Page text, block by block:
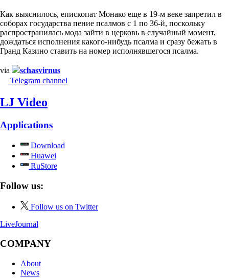
Как выяснилось, епископат Монако еще в 19-м веке запретил в
соборах государства пение псалмов с 1 по 36-й, поскольку
распространилась мода зайти в церковь в случайный момент,
дождаться исполнения какого-нибудь псалма и сразу бежать в
Гранд Казино ставить на номер исполнявшегося псалма.
via
schasvirnus
Telegram channel
LJ Video
Applications
Download
Huawei
RuStore
Follow us:
Follow us on Twitter
LiveJournal
COMPANY
About
News